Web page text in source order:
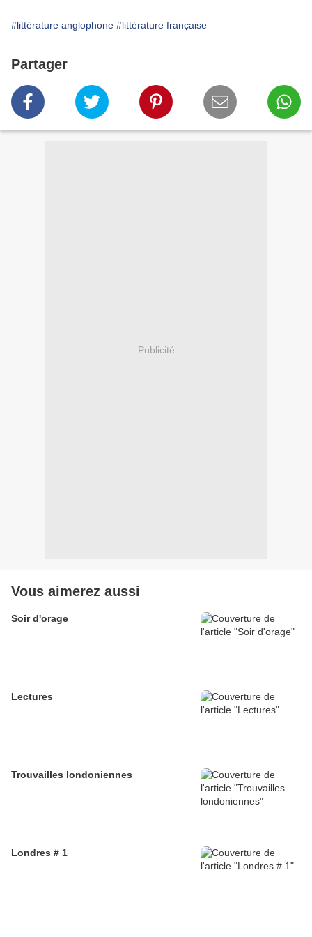
#littérature anglophone #littérature française
Partager
Publicité
Vous aimerez aussi
Soir d'orage
Lectures
Trouvailles londoniennes
Londres # 1